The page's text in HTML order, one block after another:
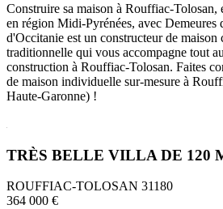
Construire sa maison à Rouffiac-Tolosan,
en région Midi-Pyrénées, avec Demeures
d'Occitanie est un constructeur de maison
traditionnelle qui vous accompagne tout
construction à Rouffiac-Tolosan. Faites
de maison individuelle sur-mesure à
Haute-Garonne) !
TRÈS BELLE VILLA DE 120
ROUFFIAC-TOLOSAN 31180
364 000 €